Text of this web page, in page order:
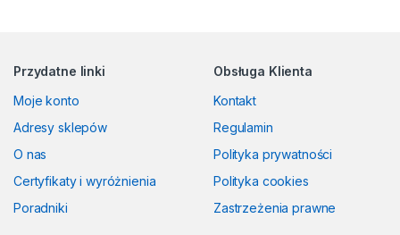
Przydatne linki
Moje konto
Adresy sklepów
O nas
Certyfikaty i wyróżnienia
Poradniki
Obsługa Klienta
Kontakt
Regulamin
Polityka prywatności
Polityka cookies
Zastrzeżenia prawne